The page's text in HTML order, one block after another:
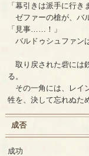
「幕引きは派手に行き
ゼファーの槍が、バ
「見事……！」
バルドゥシュファン
取り戻された砦には
る。
その一角には、レイ
牲を、決して忘れぬた
成否
成功